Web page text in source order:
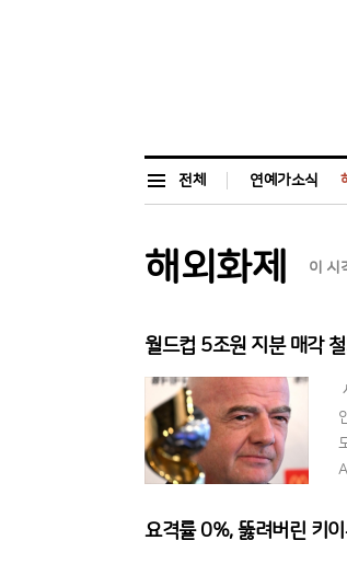
전체 연예가소식
해외화제 이 시
월드컵 5조원 지분 매각
요격률 0%, 뚫려버린 키